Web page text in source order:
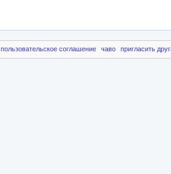
пользовательское соглашение чаво пригласить